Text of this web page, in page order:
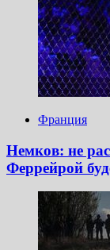
Франция
Немков: не
Феррейрой